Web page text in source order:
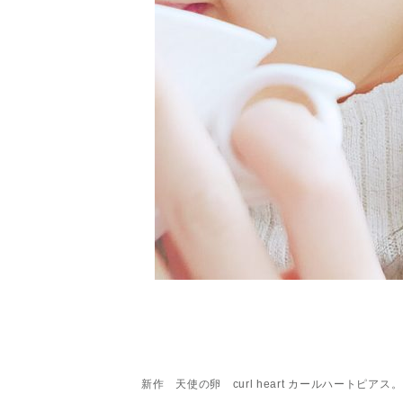
新作 天使の卵 curl heart カールハートピアス